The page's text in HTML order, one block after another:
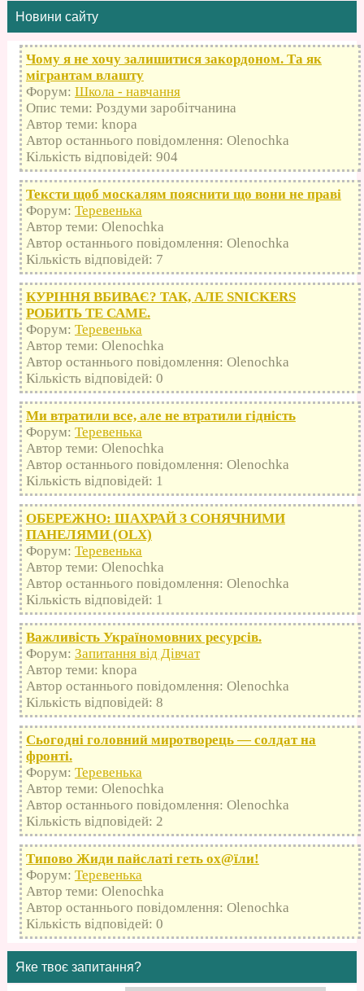
Новини сайту
Чому я не хочу залишитися закордоном. Та як
мігрантам влашту
Форум: Школа - навчання
Опис теми: Роздуми заробітчанина
Автор теми: knopa
Автор останнього повідомлення: Olenochka
Кількість відповідей: 904
Тексти щоб москалям пояснити що вони не праві
Форум: Теревенька
Автор теми: Olenochka
Автор останнього повідомлення: Olenochka
Кількість відповідей: 7
КУРІННЯ ВБИВАЄ? ТАК, АЛЕ SNICKERS
РОБИТЬ ТЕ САМЕ.
Форум: Теревенька
Автор теми: Olenochka
Автор останнього повідомлення: Olenochka
Кількість відповідей: 0
Ми втратили все, але не втратили гідність
Форум: Теревенька
Автор теми: Olenochka
Автор останнього повідомлення: Olenochka
Кількість відповідей: 1
ОБЕРЕЖНО: ШАХРАЙ З СОНЯЧНИМИ
ПАНЕЛЯМИ (OLX)
Форум: Теревенька
Автор теми: Olenochka
Автор останнього повідомлення: Olenochka
Кількість відповідей: 1
Важливість Україномовних ресурсів.
Форум: Запитання від Дівчат
Автор теми: knopa
Автор останнього повідомлення: Olenochka
Кількість відповідей: 8
Сьогодні головний миротворець — солдат на
фронті.
Форум: Теревенька
Автор теми: Olenochka
Автор останнього повідомлення: Olenochka
Кількість відповідей: 2
Типово Жиди пайслаті геть оx@їли!
Форум: Теревенька
Автор теми: Olenochka
Автор останнього повідомлення: Olenochka
Кількість відповідей: 0
Яке твоє запитання?